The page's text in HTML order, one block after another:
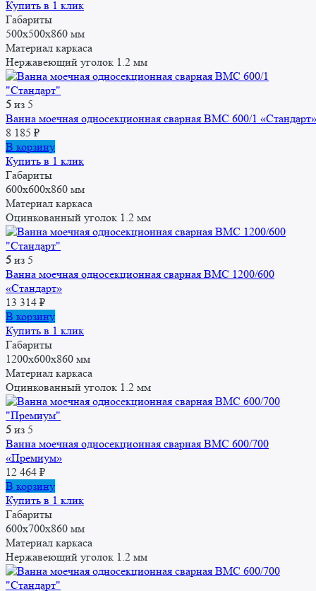
составляла
9
646 ₽.
8
Купить в 1 клик
Габариты
500x500x860 мм
Материал каркаса
Нержавеющий уголок 1.2 мм
5 из 5
Ванна моечная односекционная сварная ВМС 600/1 «Стандарт»
8 185 ₽
В корзину
Купить в 1 клик
Габариты
600x600x860 мм
Материал каркаса
Оцинкованный уголок 1.2 мм
5 из 5
Ванна моечная односекционная сварная ВМС 1200/600
«Стандарт»
13 314 ₽
В корзину
Купить в 1 клик
Габариты
1200x600x860 мм
Материал каркаса
Оцинкованный уголок 1.2 мм
5 из 5
Ванна моечная односекционная сварная ВМС 600/700
«Премиум»
12 464 ₽
В корзину
Купить в 1 клик
Габариты
600x700x860 мм
Материал каркаса
Нержавеющий уголок 1.2 мм